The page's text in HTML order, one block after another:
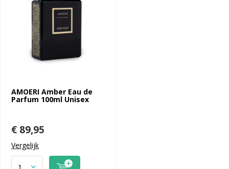
AMOERI Amber Eau de
Parfum 100ml Unisex
€ 89,95
Vergelijk